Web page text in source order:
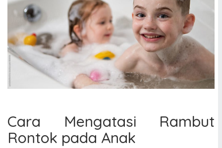
Cara Mengatasi Rambut
Rontok pada Anak